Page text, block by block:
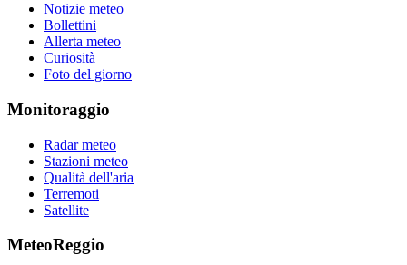
Notizie meteo
Bollettini
Allerta meteo
Curiosità
Foto del giorno
Monitoraggio
Radar meteo
Stazioni meteo
Qualità dell'aria
Terremoti
Satellite
MeteoReggio